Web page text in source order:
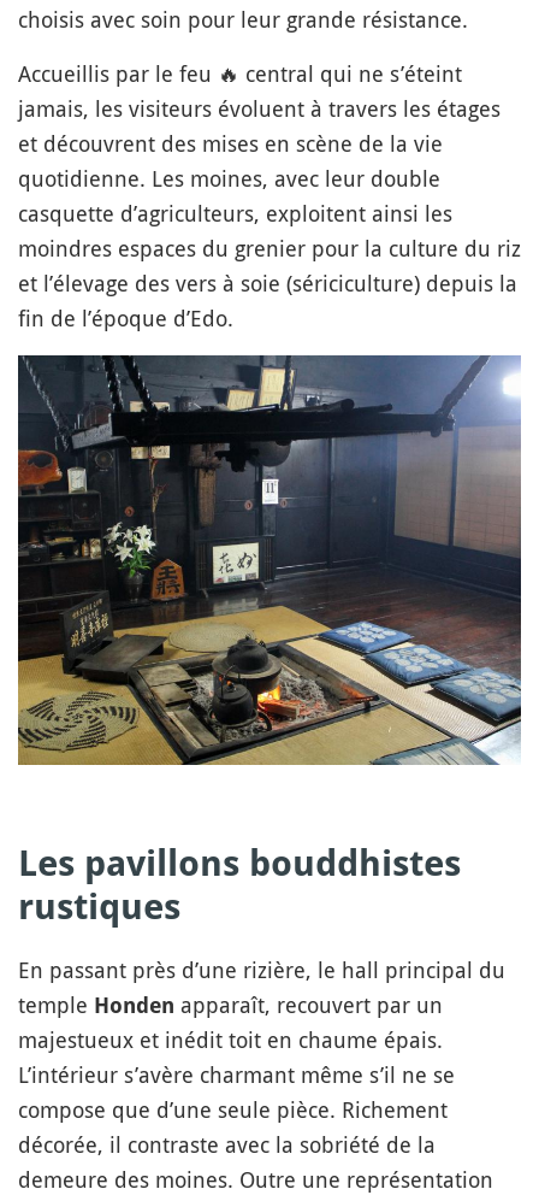
choisis avec soin pour leur grande résistance.
Accueillis par le feu 🔥 central qui ne s’éteint
jamais, les visiteurs évoluent à travers les étages
et découvrent des mises en scène de la vie
quotidienne. Les moines, avec leur double
casquette d’agriculteurs, exploitent ainsi les
moindres espaces du grenier pour la culture du riz
et l’élevage des vers à soie (sériciculture) depuis la
fin de l’époque d’Edo.
Les pavillons bouddhistes
rustiques
En passant près d’une rizière, le hall principal du
temple Honden apparaît, recouvert par un
majestueux et inédit toit en chaume épais.
L’intérieur s’avère charmant même s’il ne se
compose que d’une seule pièce. Richement
décorée, il contraste avec la sobriété de la
demeure des moines. Outre une représentation